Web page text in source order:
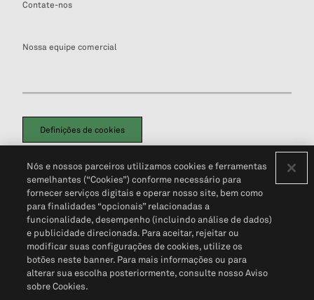
Contate-nos
Nossa equipe comercial
Definições de cookies
Política de PrivacidadePortal de privacidade do cliente (em inglês)
Não Venda Minhas Informações Pessoais© 2026 S&P Global
Nós e nossos parceiros utilizamos cookies e ferramentas
semelhantes (“Cookies”) conforme necessário para
fornecer serviços digitais e operar nosso site, bem como
para finalidades “opcionais” relacionadas a
funcionalidade, desempenho (incluindo análise de dados)
e publicidade direcionada. Para aceitar, rejeitar ou
modificar suas configurações de cookies, utilize os
botões neste banner. Para mais informações ou para
alterar sua escolha posteriormente, consulte nosso Aviso
sobre Cookies.